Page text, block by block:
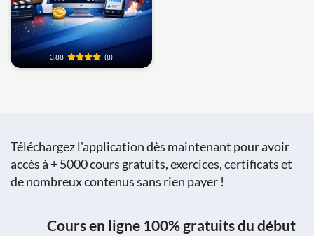
3.88 (8)
Téléchargez l'application dès maintenant pour avoir
accès à + 5000 cours gratuits, exercices, certificats et
de nombreux contenus sans rien payer !
Cours en ligne 100% gratuits du début